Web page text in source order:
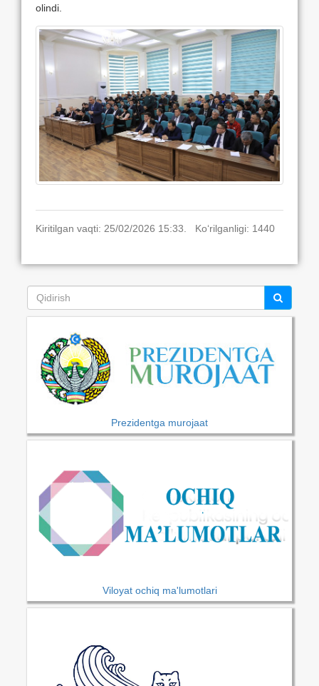
olindi.
Kiritilgan vaqti: 25/02/2026 15:33. Ko‘rilganligi: 1440
Prezidentga murojaat
Viloyat ochiq ma'lumotlari